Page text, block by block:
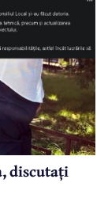
discutați